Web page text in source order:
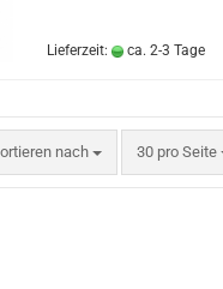
Lieferzeit: ca. 2-3 Tage
nach
nach 30 pro Seite
pro Seite